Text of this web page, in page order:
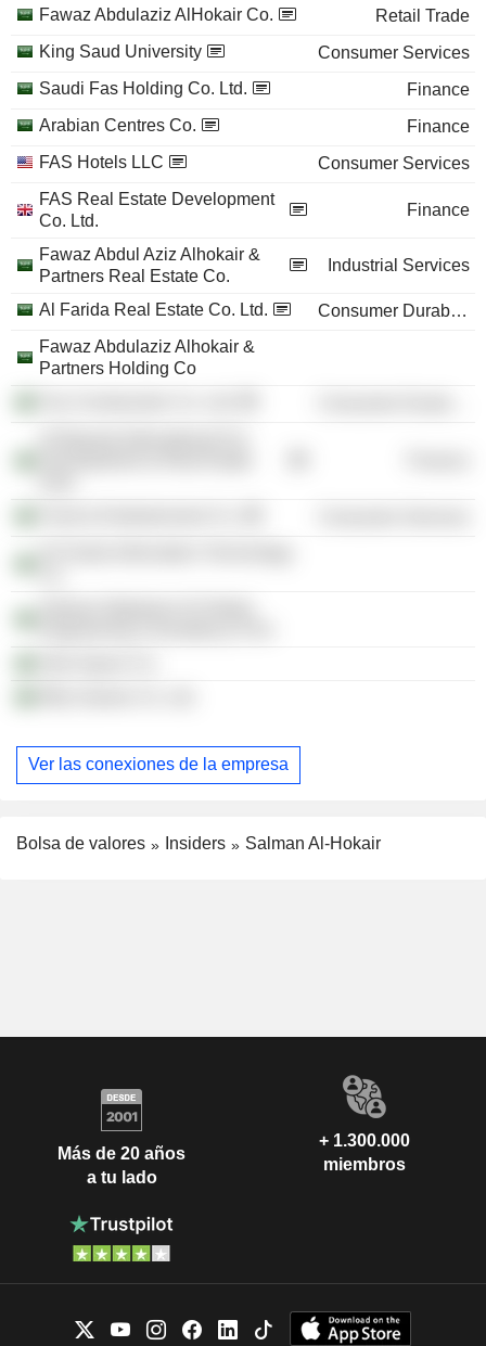
Fawaz Abdulaziz AlHokair Co.
Retail Trade
King Saud University
Consumer Services
Saudi Fas Holding Co. Ltd.
Finance
Arabian Centres Co.
Finance
FAS Hotels LLC
Consumer Services
FAS Real Estate Development
Co. Ltd.
Finance
Fawaz Abdul Aziz Alhokair &
Partners Real Estate Co.
Industrial Services
Al Farida Real Estate Co. Ltd.
Consumer Durables
Fawaz Abdulaziz Alhokair &
Partners Holding Co
Ver las conexiones de la empresa
Bolsa de valores Insiders Salman Al-Hokair
Más de 20 años
a tu lado
+ 1.300.000
miembros